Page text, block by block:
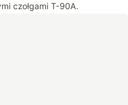
czołgami T-90A.